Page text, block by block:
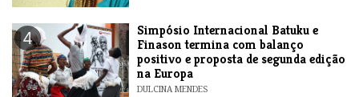
4
Simpósio Internacional Batuku e
Finason termina com balanço
positivo e proposta de segunda edição
na Europa
DULCINA MENDES